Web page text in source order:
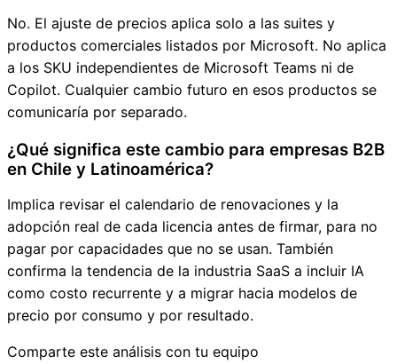
No. El ajuste de precios aplica solo a las suites y
productos comerciales listados por Microsoft. No aplica
a los SKU independientes de Microsoft Teams ni de
Copilot. Cualquier cambio futuro en esos productos se
comunicaría por separado.
¿Qué significa este cambio para empresas B2B
en Chile y Latinoamérica?
Implica revisar el calendario de renovaciones y la
adopción real de cada licencia antes de firmar, para no
pagar por capacidades que no se usan. También
confirma la tendencia de la industria SaaS a incluir IA
como costo recurrente y a migrar hacia modelos de
precio por consumo y por resultado.
Comparte este análisis con tu equipo